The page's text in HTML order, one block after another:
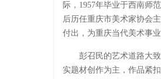
际，1957年毕业于西南师
后历任重庆市美术家协会
付出，为重庆当代美术事
彭召民的艺术道路大
实题材创作为主，作品紧